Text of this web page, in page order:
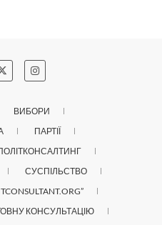
ВИБОРИ
ПАРТІЇ
СУСПІЛЬСТВО
КОНСУЛЬТАЦІЮ